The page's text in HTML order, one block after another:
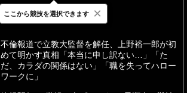
最新 24時間 週間
不倫報道で立教大監督を解任、上野裕一郎が初
めて明かす真相「本当に申し訳ない…」「た
だ、カラダの関係はない」「職を失ってハロー
ワークに」
ここから競技を選択できます ×